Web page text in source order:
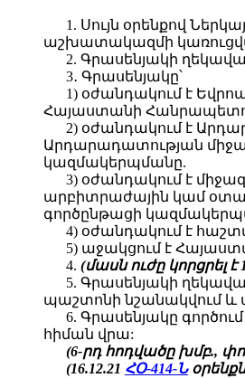
1. Սույն օրենքով
աշխատակազմի
2. Գրասենյակի
3․ Գրասենյակը՝
1) օժանդակում է
Հայաստանի
2) օժանդակում է
Արդարադատության
կազմակերպմանը.
3) օժանդակում է
արբիտրաժային կամ
գործընթացի
4) օժանդակում է
5) աջակցում է
4. (մասն ուժը կորցրել է
5. Գրասենյակի
պաշտոնի նշանակվում և
6. Գրասենյակը
հիման վրա:
(6-րդ հոդվածը խմբ.,
(16.12.21 ՀՕ-414-Ն